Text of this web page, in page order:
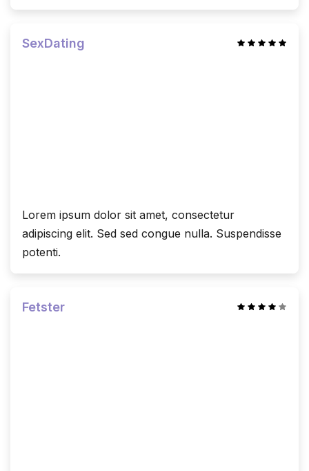
SexDating
Lorem ipsum dolor sit amet, consectetur
adipiscing elit. Sed sed congue nulla. Suspendisse
potenti.
Fetster